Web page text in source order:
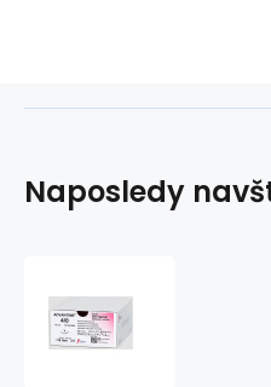
Naposledy